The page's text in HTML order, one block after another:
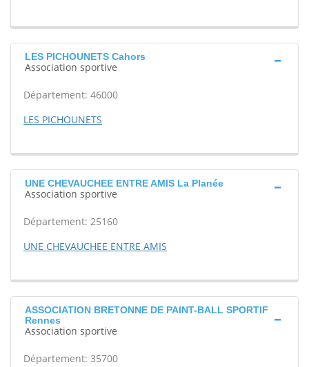
LES PICHOUNETS Cahors
Association sportive
Département: 46000
LES PICHOUNETS
UNE CHEVAUCHEE ENTRE AMIS La Planée
Association sportive
Département: 25160
UNE CHEVAUCHEE ENTRE AMIS
ASSOCIATION BRETONNE DE PAINT-BALL SPORTIF
Rennes
Association sportive
Département: 35700